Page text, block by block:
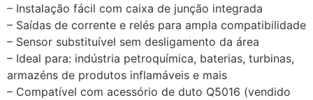
– Instalação fácil com caixa de junção integrada
– Saídas de corrente e relés para ampla compatibilidade
– Sensor substituível sem desligamento da área
– Ideal para: indústria petroquímica, baterias, turbinas,
armazéns de produtos inflamáveis e mais
– Compatível com acessório de duto Q5016 (vendido